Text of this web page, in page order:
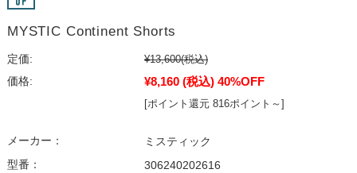
MYSTIC Continent Shorts
定価: ¥13,600(税込)
価格:
¥8,160 (税込) 40%OFF
[ポイント還元 816ポイント～]
メーカー：
ミスティック
型番：
306240202616